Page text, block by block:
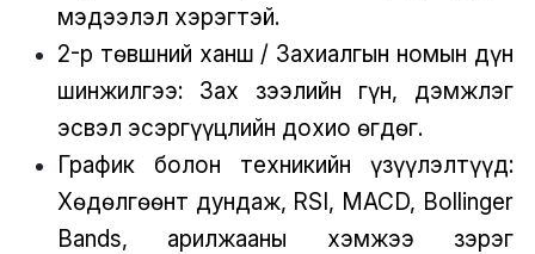
мэдээлэл хэрэгтэй.
2-р төвшний ханш / Захиалгын номын дүн
шинжилгээ: Зах зээлийн гүн, дэмжлэг
эсвэл эсэргүүцлийн дохио өгдөг.
График болон техникийн үзүүлэлтүүд:
Хөдөлгөөнт дундаж, RSI, MACD, Bollinger
Bands, арилжааны хэмжээ зэрэг